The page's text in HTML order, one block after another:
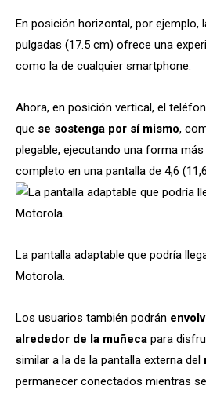
En posición horizontal, por ejemplo,
pulgadas (17.5 cm) ofrece una
como la de cualquier smartphone.
Ahora, en posición vertical, el
que se sostenga por sí mismo,
plegable, ejecutando una forma
completo en una pantalla de 4,6
La pantalla adaptable que podría
Motorola.
Los usuarios también podrán
alrededor de la muñeca para
similar a la de la pantalla externa del
permanecer conectados mientras